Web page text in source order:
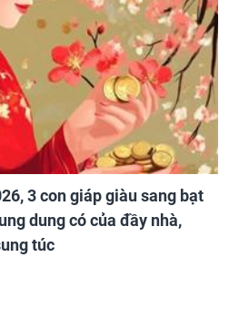
3 con giáp giàu sang bạt
dung có của đầy nhà,
túc